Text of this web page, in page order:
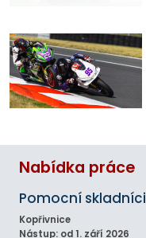
Nabídka práce
Pomocní skladníci
Kopřivnice
Nástup: od 1. září 2026